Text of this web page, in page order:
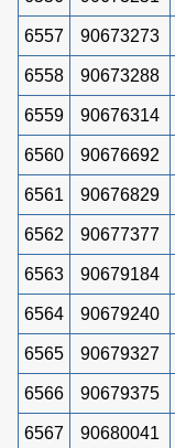
6557 90673273
6558 90673288
6559 90676314
6560 90676692
6561 90676829
6562 90677377
6563 90679184
6564 90679240
6565 90679327
6566 90679375
6567 90680041